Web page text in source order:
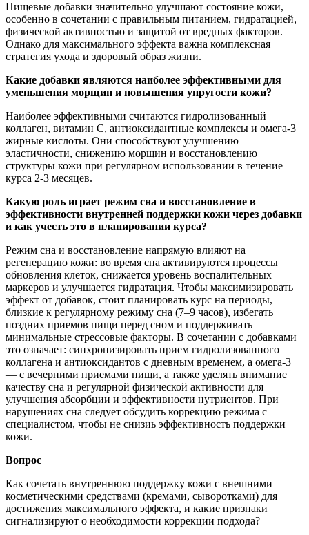
Пищевые добавки значительно улучшают состояние кожи,
особенно в сочетании с правильным питанием, гидратацией,
физической активностью и защитой от вредных факторов.
Однако для максимального эффекта важна комплексная
стратегия ухода и здоровый образ жизни.
Какие добавки являются наиболее эффективными для
уменьшения морщин и повышения упругости кожи?
Наиболее эффективными считаются гидролизованный
коллаген, витамин С, антиоксидантные комплексы и омега-3
жирные кислоты. Они способствуют улучшению
эластичности, снижению морщин и восстановлению
структуры кожи при регулярном использовании в течение
курса 2-3 месяцев.
Какую роль играет режим сна и восстановление в
эффективности внутренней поддержки кожи через добавки
и как учесть это в планировании курса?
Режим сна и восстановление напрямую влияют на
регенерацию кожи: во время сна активируются процессы
обновления клеток, снижается уровень воспалительных
маркеров и улучшается гидратация. Чтобы максимизировать
эффект от добавок, стоит планировать курс на периоды,
близкие к регулярному режиму сна (7–9 часов), избегать
поздних приемов пищи перед сном и поддерживать
минимальные стрессовые факторы. В сочетании с добавками
это означает: синхронизировать прием гидролизованного
коллагена и антиоксидантов с дневным временем, а омега-3
— с вечерними приемами пищи, а также уделять внимание
качеству сна и регулярной физической активности для
улучшения абсорбции и эффективности нутриентов. При
нарушениях сна следует обсудить коррекцию режима с
специалистом, чтобы не снизиь эффективность поддержки
кожи.
Вопрос
Как сочетать внутреннюю поддержку кожи с внешними
косметическими средствами (кремами, сыворотками) для
достижения максимального эффекта, и какие признаки
сигнализируют о необходимости коррекции подхода?